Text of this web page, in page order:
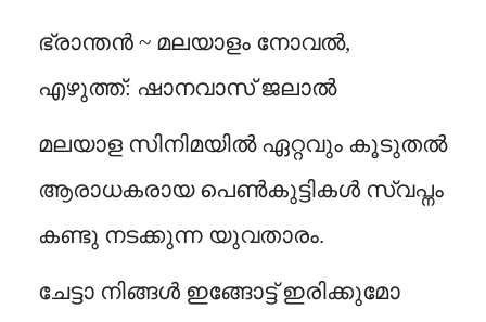
ഭ്രാന്തൻ ~ മലയാളം നോവൽ,
എഴുത്ത്: ഷാനവാസ് ജലാൽ
മലയാള സിനിമയിൽ ഏറ്റവും കൂടുതൽ
ആരാധകരായ പെൺകുട്ടികൾ സ്വപ്നം
കണ്ടു നടക്കുന്ന യുവതാരം.
ചേട്ടാ നിങ്ങൾ ഇങ്ങോട്ട് ഇരിക്കുമോ